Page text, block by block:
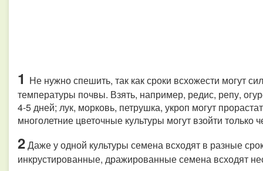
1 Не нужно спешить, так как сроки всхожести могут
температуры почвы. Взять, например, редис, репу,
4-5 дней; лук, морковь, петрушка, укроп могут
многолетние цветочные культуры могут взойти только
2Даже у одной культуры семена всходят в разные
инкрустированные, дражированные семена всходят